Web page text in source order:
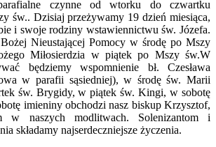
czynne od wtorku do czwartku
św.. Dzisiaj przeżywamy 19 dzień miesiąca,
i swoje rodziny wstawiennictwu św. Józefa.
Nieustającej Pomocy w środę po Mszy
Miłosierdzia w piątek po Mszy św.W
będziemy wspomnienie bł. Czesława
w parafii sąsiedniej), w środę św. Marii
św. Brygidy, w piątek św. Kingi, w sobotę
imieniny obchodzi nasz biskup Krzysztof,
w naszych modlitwach. Solenizantom i
składamy najserdeczniejsze życzenia.